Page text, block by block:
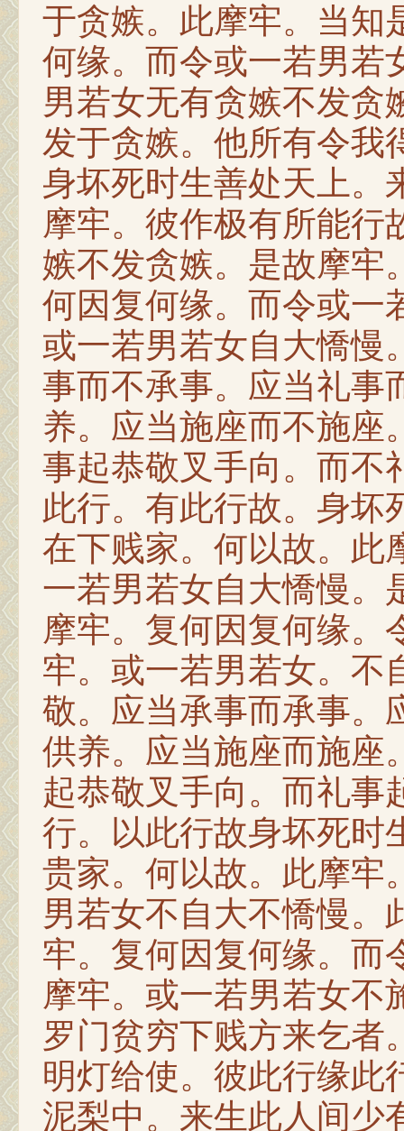
于贪嫉。此摩牢。当知
何缘。而令或一若男若
男若女无有贪嫉不发贪
发于贪嫉。他所有令我
身坏死时生善处天上。
摩牢。彼作极有所能行
嫉不发贪嫉。是故摩牢
何因复何缘。而令或一
或一若男若女自大憍慢
事而不承事。应当礼事
养。应当施座而不施座
事起恭敬叉手向。而不
此行。有此行故。身坏
在下贱家。何以故。此
一若男若女自大憍慢。
摩牢。复何因复何缘。
牢。或一若男若女。不
敬。应当承事而承事。
供养。应当施座而施座
起恭敬叉手向。而礼事
行。以此行故身坏死时
贵家。何以故。此摩牢
男若女不自大不憍慢。
牢。复何因复何缘。而
摩牢。或一若男若女不
罗门贫穷下贱方来乞者
明灯给使。彼此行缘此
泥梨中。来生此人间少